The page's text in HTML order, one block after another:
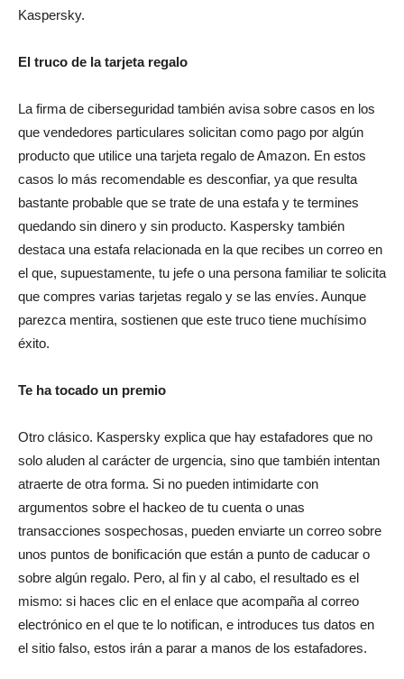
Kaspersky.
El truco de la tarjeta regalo
La firma de ciberseguridad también avisa sobre casos en los
que vendedores particulares solicitan como pago por algún
producto que utilice una tarjeta regalo de Amazon. En estos
casos lo más recomendable es desconfiar, ya que resulta
bastante probable que se trate de una estafa y te termines
quedando sin dinero y sin producto. Kaspersky también
destaca una estafa relacionada en la que recibes un correo en
el que, supuestamente, tu jefe o una persona familiar te solicita
que compres varias tarjetas regalo y se las envíes. Aunque
parezca mentira, sostienen que este truco tiene muchísimo
éxito.
Te ha tocado un premio
Otro clásico. Kaspersky explica que hay estafadores que no
solo aluden al carácter de urgencia, sino que también intentan
atraerte de otra forma. Si no pueden intimidarte con
argumentos sobre el hackeo de tu cuenta o unas
transacciones sospechosas, pueden enviarte un correo sobre
unos puntos de bonificación que están a punto de caducar o
sobre algún regalo. Pero, al fin y al cabo, el resultado es el
mismo: si haces clic en el enlace que acompaña al correo
electrónico en el que te lo notifican, e introduces tus datos en
el sitio falso, estos irán a parar a manos de los estafadores.